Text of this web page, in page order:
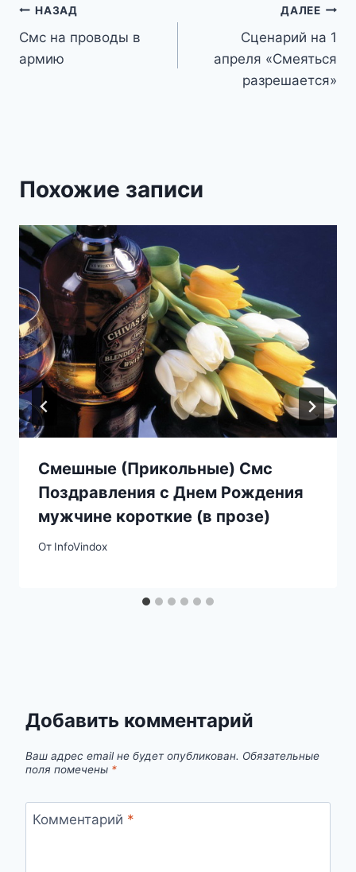
Навигация
по
НАЗАД
Смс на проводы в
армию
ДАЛЕЕ
Сценарий на 1
апреля «Смеяться
разрешается»
Похожие записи
Смешные (Прикольные) Смс
Поздравления с Днем Рождения
мужчине короткие (в прозе)
От InfoVindox
Добавить комментарий
Ваш адрес email не будет опубликован. Обязательные
поля помечены *
Комментарий *